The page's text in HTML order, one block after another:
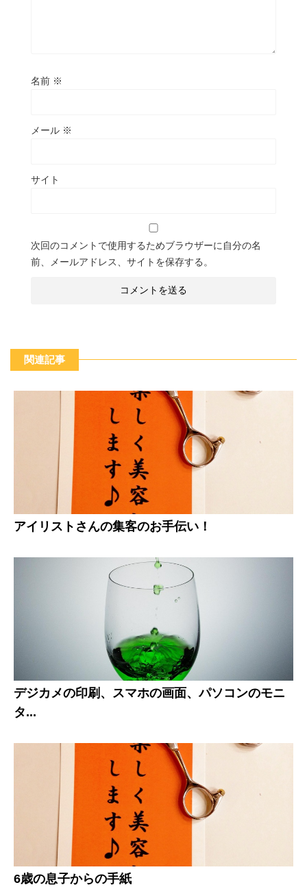
名前 ※
メール ※
サイト
次回のコメントで使用するためブラウザーに自分の名
前、メールアドレス、サイトを保存する。
関連記事
アイリストさんの集客のお手伝い！
デジカメの印刷、スマホの画面、パソコンのモニ
タ...
6歳の息子からの手紙